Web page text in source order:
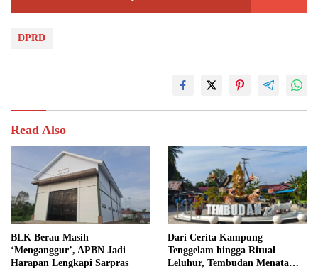
DPRD
Read Also
BLK Berau Masih
‘Menganggur’, APBN Jadi
Harapan Lengkapi Sarpras
Dari Cerita Kampung
Tenggelam hingga Ritual
Leluhur, Tembudan Menata